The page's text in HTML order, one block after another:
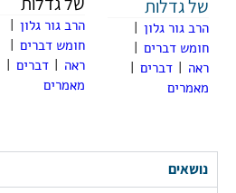
נושאים
של גדלות
הרב גור גלון |
חומש דברים |
ראה | דברים |
מאמרים
הרב גור גלון |
חומש דברים |
ראה | דברים |
מאמרים